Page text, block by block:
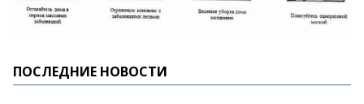
ПОСЛЕДНИЕ НОВОСТИ